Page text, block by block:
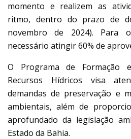
momento e realizem as
ritmo, dentro do prazo de
novembro de 2024). Para
necessário atingir 60% de
O Programa de Formação
Recursos Hídricos visa
demandas de preservação e
ambientais, além de
aprofundado da legislação
Estado da Bahia.